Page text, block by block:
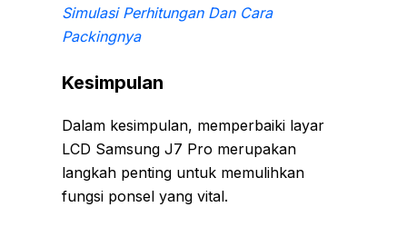
Simulasi Perhitungan Dan Cara
Packingnya
Kesimpulan
Dalam kesimpulan, memperbaiki layar
LCD Samsung J7 Pro merupakan
langkah penting untuk memulihkan
fungsi ponsel yang vital.